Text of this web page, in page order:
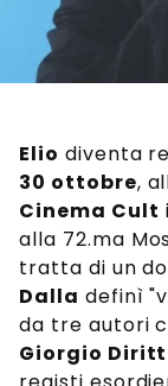
Elio diventa
30 ottobre,
Cinema Cult
alla 72.ma
tratta di un
Dalla definì
da tre autori
Giorgio